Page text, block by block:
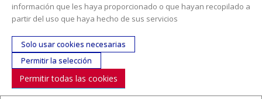
Dirección:c/ Cercedilla nº 14, 28925 Alcorcón
Email:contacta aquí
Teléfono:913519435
SÍGUENOS
información que les haya proporcionado o que hayan recopilado a
partir del uso que haya hecho de sus servicios
Solo usar cookies necesarias
Permitir la selección
Permitir todas las cookies